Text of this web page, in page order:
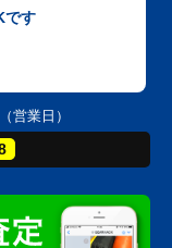
です
営業日）